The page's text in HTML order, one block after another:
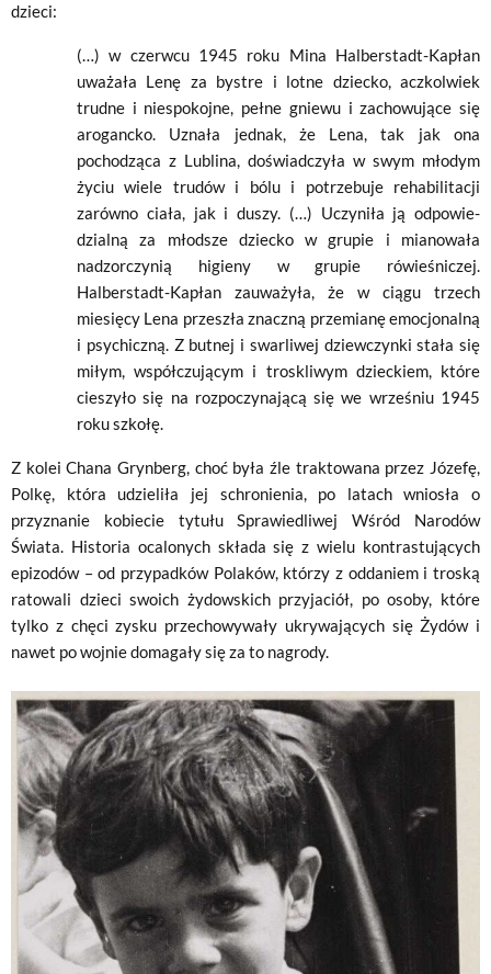
dzieci:
(…) w czerwcu 1945 roku Mina Halberstadt-Kapłan
uważała Lenę za bystre i lotne dziecko, aczkolwiek
trudne i niespokojne, pełne gniewu i zachowujące się
arogancko. Uznała jednak, że Lena, tak jak ona
pochodząca z Lublina, doświadczyła w swym młodym
życiu wiele trudów i bólu i potrzebuje rehabilitacji
zarówno ciała, jak i duszy. (…) Uczyniła ją odpowie­
dzialną za młodsze dziecko w grupie i mianowała
nadzorczynią higieny w grupie rówieśniczej.
Halberstadt-Kapłan zauważyła, że w ciągu trzech
miesięcy Lena przeszła znaczną przemianę emocjo­nalną
i psychiczną. Z butnej i swarliwej dziewczynki stała się
mi­łym, współczującym i troskliwym dzieckiem, które
cieszyło się na rozpoczynającą się we wrześniu 1945
roku szkołę.
Z kolei Chana Grynberg, choć była źle traktowana przez Józefę,
Polkę, która udzieliła jej schronienia, po latach wniosła o
przyznanie kobiecie tytułu Sprawiedliwej Wśród Narodów
Świata. Historia ocalonych składa się z wielu kontrastujących
epizodów – od przypadków Polaków, którzy z oddaniem i troską
ratowali dzieci swoich żydowskich przyjaciół, po osoby, które
tylko z chęci zysku przechowywały ukrywających się Żydów i
nawet po wojnie domagały się za to nagrody.